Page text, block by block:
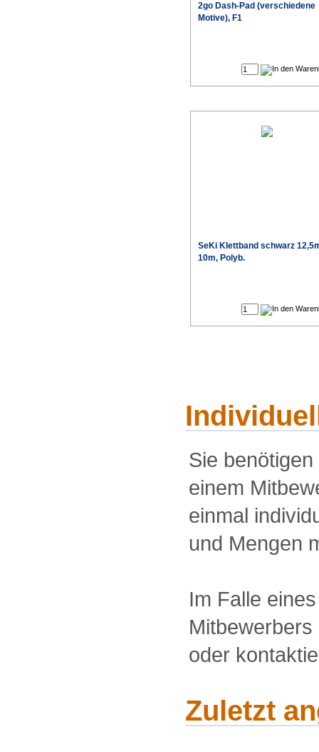
2go Dash-Pad (verschiedene
Motive), F1
SeKi Klettband schwarz
10m, Polyb.
Sie
einem
einmal
und Mengen
Im Falle
oder
Zuletzt